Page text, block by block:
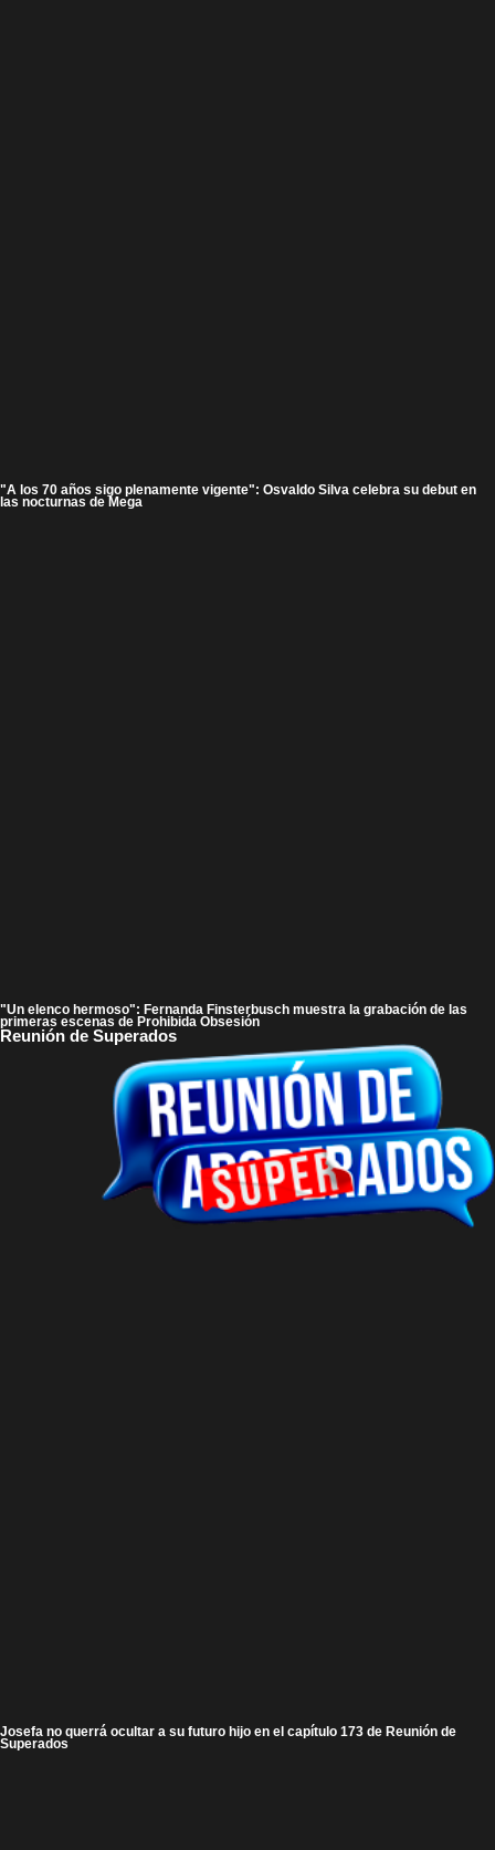
"A los 70 años sigo plenamente vigente": Osvaldo Silva celebra su debut en
las nocturnas de Mega
"Un elenco hermoso": Fernanda Finsterbusch muestra la grabación de las
primeras escenas de Prohibida Obsesión
Reunión de Superados
Josefa no querrá ocultar a su futuro hijo en el capítulo 173 de Reunión de
Superados